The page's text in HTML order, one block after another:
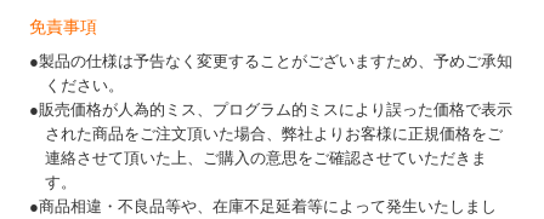
免責事項
●製品の仕様は予告なく変更することがございますため、予めご承知
ください。
●販売価格が人為的ミス、プログラム的ミスにより誤った価格で表示
された商品をご注文頂いた場合、弊社よりお客様に正規価格をご
連絡させて頂いた上、ご購入の意思をご確認させていただきま
す。
●商品相違・不良品等や、在庫不足延着等によって発生いたしまし